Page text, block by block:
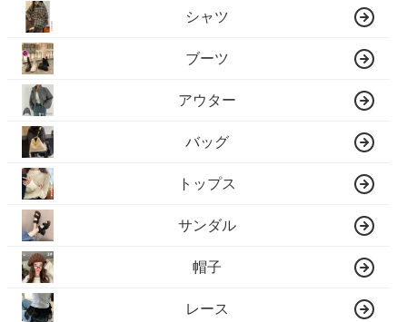
ブーツ
アウター
バッグ
トップス
サンダル
帽子
レース